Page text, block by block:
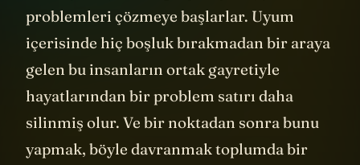
problemleri çözmeye başlarlar. Uyum
içerisinde hiç boşluk bırakmadan bir araya
gelen bu insanların ortak gayretiyle
hayatlarından bir problem satırı daha
silinmiş olur. Ve bir noktadan sonra bunu
yapmak, böyle davranmak toplumda bir